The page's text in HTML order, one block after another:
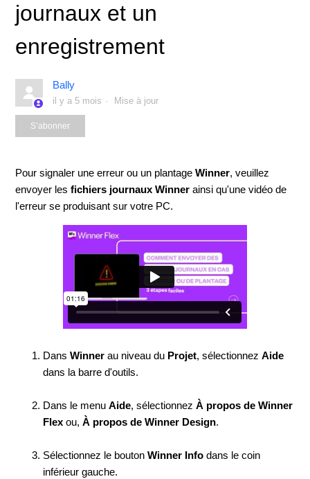
journaux et un
enregistrement
Bally
il y a 5 mois Mise à jour
S’abonner
Pour signaler une erreur ou un plantageWinner, veuillez
envoyer lesfichiers journaux Winner ainsi qu'une vidéo de
l'erreur se produisant sur votre PC.
DansWinner au niveau du Projet, sélectionnezAide
dans la barre d'outils.
Dans le menuAide, sélectionnezÀ propos de Winner
Flex ou,À propos de Winner Design.
Sélectionnez le boutonWinner Info dans le coin
inférieur gauche.